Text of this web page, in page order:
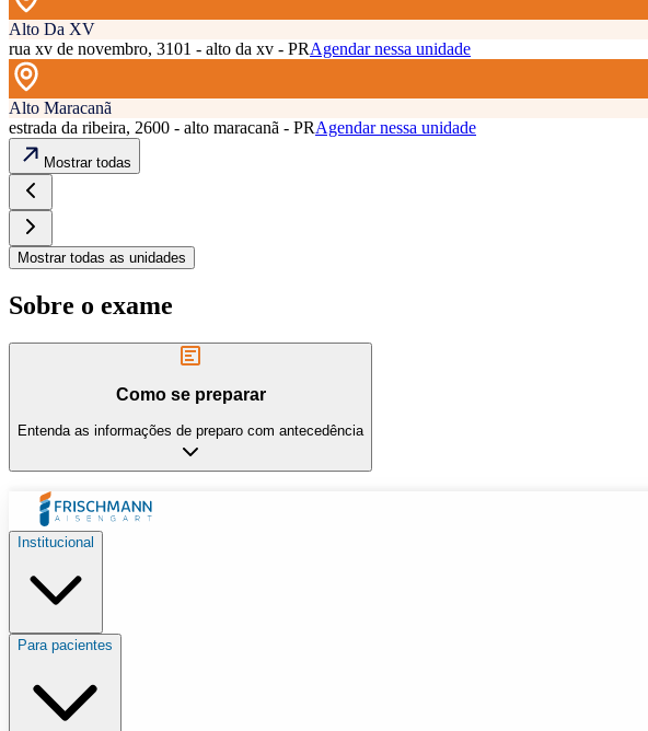
Alto Da XV
rua xv de novembro, 3101 - alto da xv - PRAgendar nessa unidade
Alto Maracanã
estrada da ribeira, 2600 - alto maracanã - PRAgendar nessa unidade
Mostrar todas
Mostrar todas as unidades
Sobre o exame
Como se preparar
Entenda as informações de preparo com antecedência
Institucional
Para pacientes